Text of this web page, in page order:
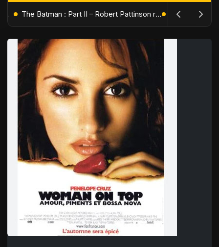
L'Âge de Glace : Le Réveil du Volcan – Manny, Sid et Diego de retour pour une aventure explosive The Batman : Part II – Robert Pattinson replonge dans les ténèbres de Gotham dès octobre 2027